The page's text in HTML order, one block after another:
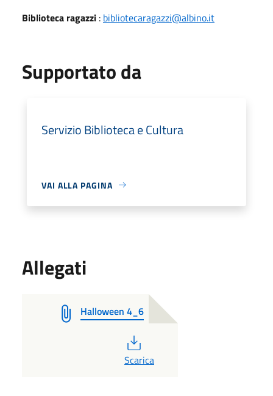
Biblioteca ragazzi : bibliotecaragazzi@albino.it
Supportato da
Servizio Biblioteca e Cultura
VAI ALLA PAGINA
Allegati
Halloween 4_6
PDF
Scarica